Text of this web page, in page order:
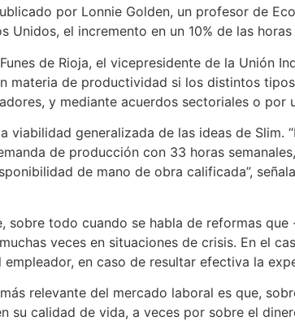
por Lonnie Golden, un profesor de
Unidos, el incremento en un 10% de las
de Rioja, el vicepresidente de la Unión
materia de productividad si los distintos
y mediante acuerdos sectoriales o
viabilidad generalizada de las ideas de
de producción con 33 horas
de mano de obra calificada”,
sobre todo cuando se habla de reformas
veces en situaciones de crisis. En el
empleador, en caso de resultar efectiva la
relevante del mercado laboral es que,
su calidad de vida, a veces por sobre el